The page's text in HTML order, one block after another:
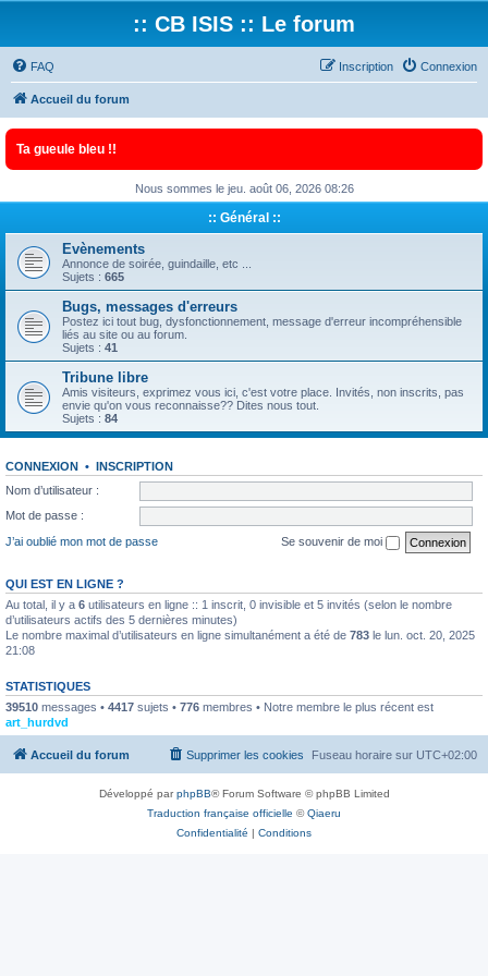
:: CB ISIS :: Le forum
FAQ Connexion
Inscription
Accueil du forum
Ta gueule bleu !!
Nous sommes le jeu. août 06, 2026 08:26
:: Général ::
Evènements
Annonce de soirée, guindaille, etc ...
Sujets : 665
Bugs, messages d'erreurs
Postez ici tout bug, dysfonctionnement, message d'erreur incompréhensible
liés au site ou au forum.
Sujets : 41
Tribune libre
Amis visiteurs, exprimez vous ici, c'est votre place. Invités, non inscrits, pas
envie qu'on vous reconnaisse?? Dites nous tout.
Sujets : 84
CONNEXION • INSCRIPTION
Nom d’utilisateur :
Mot de passe :
J’ai oublié mon mot de passe
Se souvenir de moi
QUI EST EN LIGNE ?
Au total, il y a 6 utilisateurs en ligne :: 1 inscrit, 0 invisible et 5 invités (selon le nombre
d’utilisateurs actifs des 5 dernières minutes)
Le nombre maximal d’utilisateurs en ligne simultanément a été de 783 le lun. oct. 20, 2025
21:08
STATISTIQUES
39510 messages • 4417 sujets • 776 membres • Notre membre le plus récent est
art_hurdvd
Accueil du forum Fuseau horaire sur UTC+02:00
Supprimer les cookies
Développé parphpBB® Forum Software © phpBB Limited
Traduction française officielle ©Qiaeru
Confidentialité | Conditions